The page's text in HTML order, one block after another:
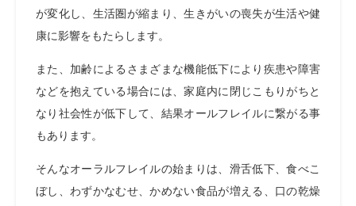
が変化し、生活圏が縮まり、生きがいの喪失が生活や健
康に影響をもたらします。
また、加齢によるさまざまな機能低下により疾患や障害
などを抱えている場合には、家庭内に閉じこもりがちと
なり社会性が低下して、結果オールフレイルに繋がる事
もあります。
そんなオーラルフレイルの始まりは、滑舌低下、食べこ
ぼし、わずかなむせ、かめない食品が増える、口の乾燥